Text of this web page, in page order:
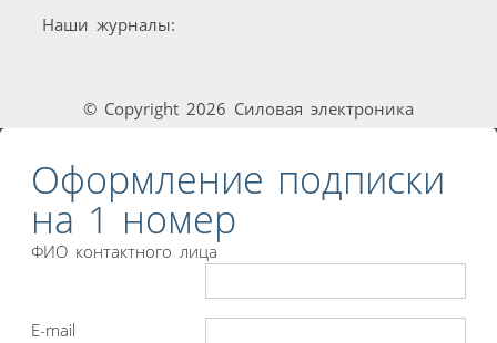
Наши журналы:
© Copyright 2026 Силовая электроника
Оформление подписки
на 1 номер
ФИО контактного лица
E-mail